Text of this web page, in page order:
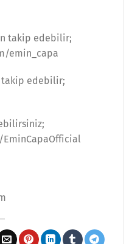
takip edebilir;
emin_capa
takip edebilir;